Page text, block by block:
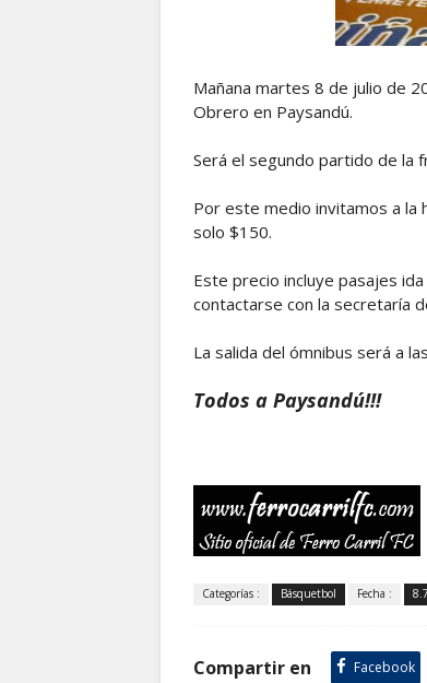
Mañana martes 8 de julio de
Obrero en Paysandú.
Será el segundo partido de la
Por este medio invitamos a la
solo $150.
Este precio incluye pasajes
contactarse con la secretaría
La salida del ómnibus será a
Todos a Paysandú!!!
Categorías : Básquetbol Fecha :
Compartir en Facebook